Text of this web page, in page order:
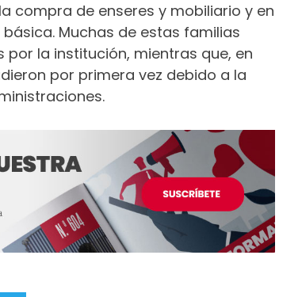
compra de enseres y mobiliario y en
Muchas de estas familias
la institución, mientras que, en
por primera vez debido a la